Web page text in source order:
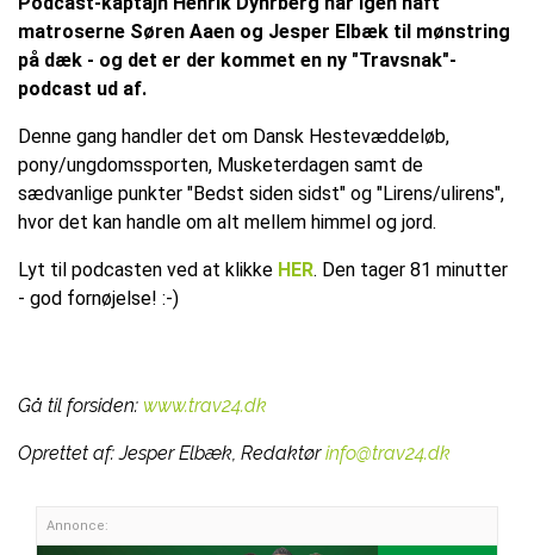
matroserne Søren Aaen og Jesper Elbæk til mønstring
på dæk - og det er der kommet en ny "Travsnak"-
podcast ud af.
Denne gang handler det om Dansk Hestevæddeløb,
pony/ungdomssporten, Musketerdagen samt de
sædvanlige punkter "Bedst siden sidst" og "Lirens/ulirens",
hvor det kan handle om alt mellem himmel og jord.
Lyt til podcasten ved at klikke HER. Den tager 81 minutter
- god fornøjelse! :-)
Gå til forsiden: www.trav24.dk
Oprettet af:Jesper Elbæk, Redaktør info@trav24.dk
Annonce: